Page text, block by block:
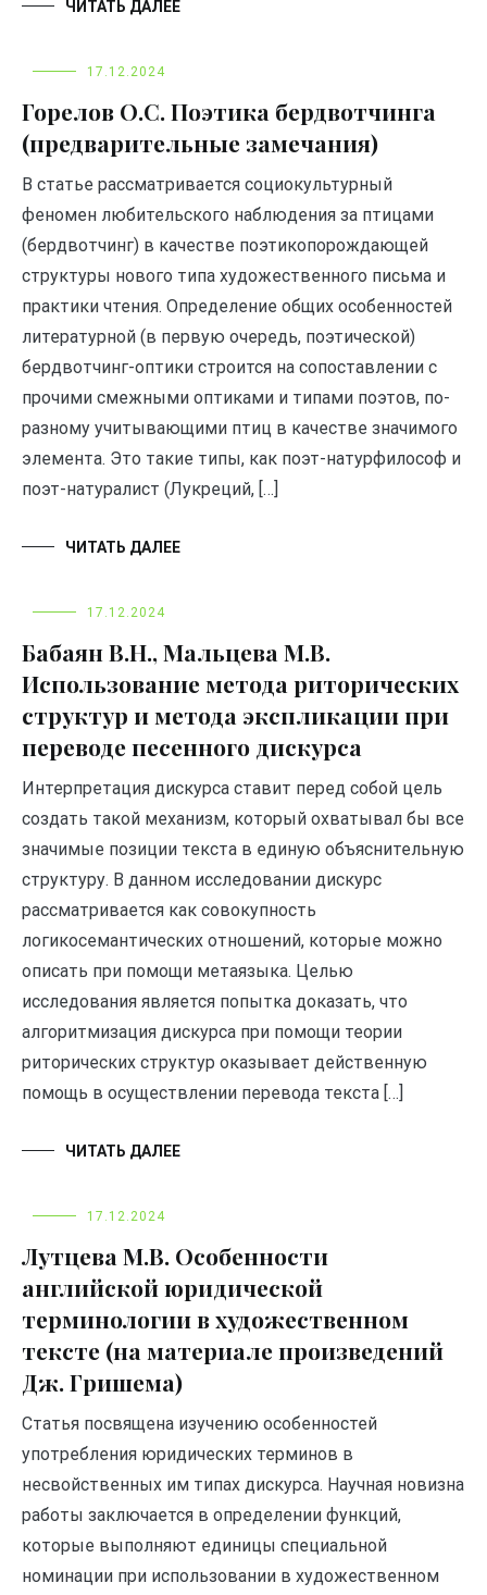
ЧИТАТЬ ДАЛЕЕ
17.12.2024
Горелов О.С. Поэтика бердвотчинга
(предварительные замечания)
В статье рассматривается социокультурный
феномен любительского наблюдения за птицами
(бердвотчинг) в качестве поэтикопорождающей
структуры нового типа художественного письма и
практики чтения. Определение общих особенностей
литературной (в первую очередь, поэтической)
бердвотчинг-оптики строится на сопоставлении с
прочими смежными оптиками и типами поэтов, по-
разному учитывающими птиц в качестве значимого
элемента. Это такие типы, как поэт-натурфилософ и
поэт-натуралист (Лукреций, […]
ЧИТАТЬ ДАЛЕЕ
17.12.2024
Бабаян В.Н., Мальцева М.В.
Использование метода риторических
структур и метода экспликации при
переводе песенного дискурса
Интерпретация дискурса ставит перед собой цель
создать такой механизм, который охватывал бы все
значимые позиции текста в единую объяснительную
структуру. В данном исследовании дискурс
рассматривается как совокупность
логикосемантических отношений, которые можно
описать при помощи метаязыка. Целью
исследования является попытка доказать, что
алгоритмизация дискурса при помощи теории
риторических структур оказывает действенную
помощь в осуществлении перевода текста […]
ЧИТАТЬ ДАЛЕЕ
17.12.2024
Лутцева М.В. Особенности
английской юридической
терминологии в художественном
тексте (на материале произведений
Дж. Гришема)
Статья посвящена изучению особенностей
употребления юридических терминов в
несвойственных им типах дискурса. Научная новизна
работы заключается в определении функций,
которые выполняют единицы специальной
номинации при использовании в художественном